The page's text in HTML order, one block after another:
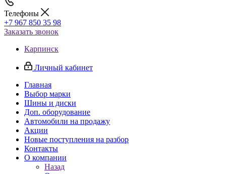
Телефоны
+7 967 850 35 98
Заказать звонок
Карпинск
Личный кабинет
Главная
Выбор марки
Шины и диски
Доп. оборудование
Автомобили на продажу
Акции
Новые поступления на разбор
Контакты
О компании
Назад